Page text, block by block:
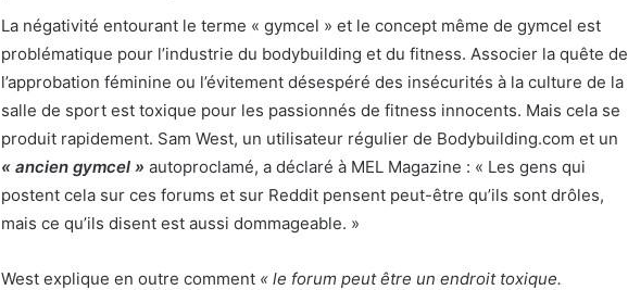
La négativité entourant le terme « gymcel » et le concept même de gymcel est
problématique pour l’industrie du bodybuilding et du fitness. Associer la quête de
l’approbation féminine ou l’évitement désespéré des insécurités à la culture de la
salle de sport est toxique pour les passionnés de fitness innocents. Mais cela se
produit rapidement. Sam West, un utilisateur régulier de Bodybuilding.com et un
« ancien gymcel » autoproclamé, a déclaré à MEL Magazine : « Les gens qui
postent cela sur ces forums et sur Reddit pensent peut-être qu’ils sont drôles,
mais ce qu’ils disent est aussi dommageable. »
West explique en outre comment « le forum peut être un endroit toxique.